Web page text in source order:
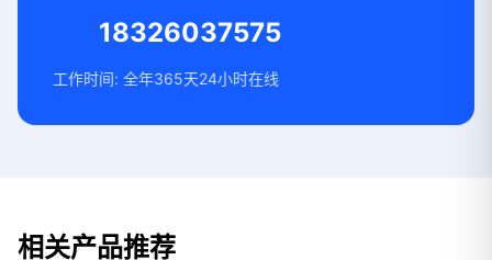
18326037575
工作时间: 全年365天24小时在线
相关产品推荐